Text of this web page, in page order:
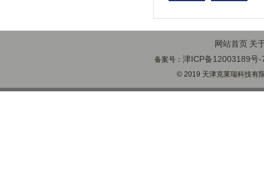
网站首页 关
备案号：津ICP备12003189号-
© 2019 天津克莱瑞科技有